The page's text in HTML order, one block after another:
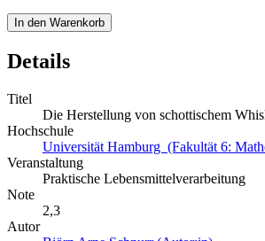
In den Warenkorb
Details
Titel
Die Herstellung von schottischem
Hochschule
Universität Hamburg (Fakultät 6:
Veranstaltung
Praktische Lebensmittelverarbeitung
Note
2,3
Autor